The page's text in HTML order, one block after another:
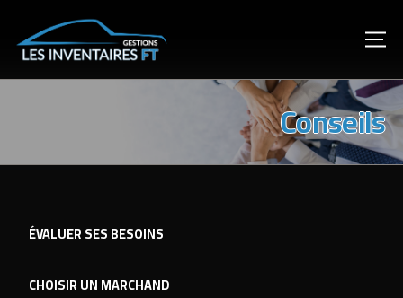
Conseils
ÉVALUER SES BESOINS
CHOISIR UN MARCHAND